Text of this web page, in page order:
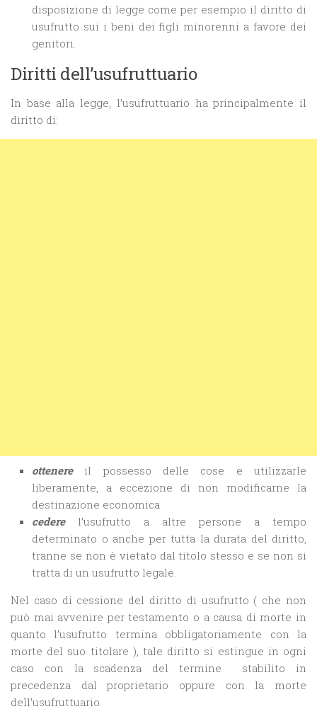
disposizione di legge come per esempio il diritto di
usufrutto sui i beni dei figli minorenni a favore dei
genitori.
Diritti dell’usufruttuario
In base alla legge, l’usufruttuario ha principalmente il
diritto di:
ottenere
il possesso delle cose e utilizzarle
liberamente, a eccezione di non modificarne la
destinazione economica
cederel’usufrutto a altre persone a tempo
determinato o anche per tutta la durata del diritto,
tranne se non è vietato dal titolo stesso e se non si
tratta di un usufrutto legale.
Nel caso di cessione del diritto di usufrutto ( che non
può mai avvenire per testamento o a causa di morte in
quanto l’usufrutto termina obbligatoriamente con la
morte del suo titolare ), tale diritto si estingue in ogni
caso con la scadenza del termine stabilito in
precedenza dal proprietario oppure con la morte
dell’usufruttuario.